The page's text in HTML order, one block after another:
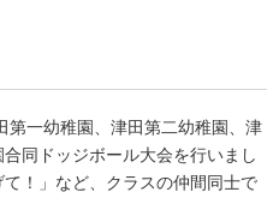
第一幼稚園、津田第二幼稚園、津
同ドッジボール大会を行いまし
！」など、クラスの仲間同士で